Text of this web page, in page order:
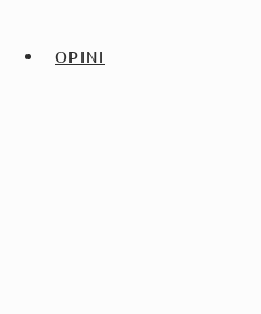
OPINI